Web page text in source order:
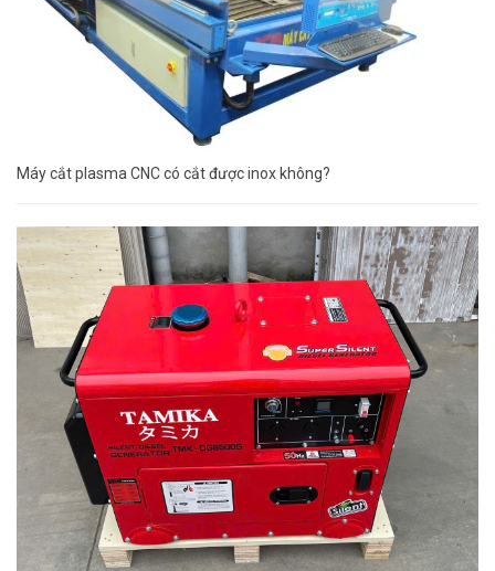
Máy cắt plasma CNC có cắt được inox không?